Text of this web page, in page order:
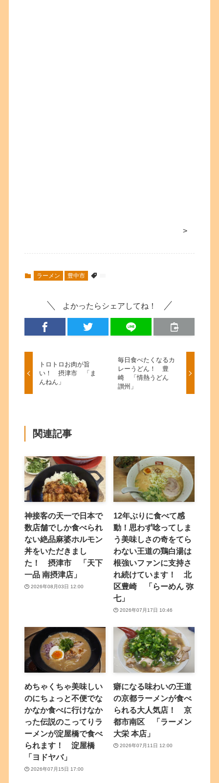
>
ラーメン 豊中市
よかったらシェアしてね！
トロトロお肉が旨
い！ 摂津市 「ま
んねん」
毎日食べたくなるカ
レーうどん！ 豊
崎 「情熱うどん
讃州」
関連記事
神接客の天一で日本で
数店舗でしか食べられ
ない絶品麻婆ホルモン
丼をいただきまし
た！ 摂津市 「天下
一品 南摂津店」
2026年08月03日 12:00
12年ぶりに食べて感
動！思わず唸ってしま
う美味しさの奇をてら
わない王道の鶏白湯は
根強いファンに支持さ
れ続けています！ 北
区豊崎 「らーめん 弥
七」
2026年07月17日 10:46
めちゃくちゃ美味しい
のにちょっと不便でな
かなか食べに行けなか
った伝説のこってりラ
ーメンが淀屋橋で食べ
られます！ 淀屋橋
「ヨドヤバ」
2026年07月15日 17:00
癖になる味わいの王道
の京都ラーメンが食べ
られる大人気店！ 京
都市南区 「ラーメン
大栄 本店」
2026年07月11日 12:00